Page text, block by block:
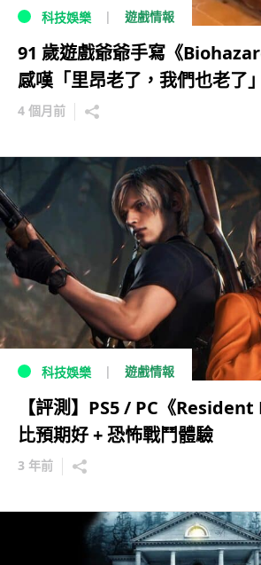
科技娛樂 遊戲情報
91 歲遊戲爺爺手寫《
感嘆「里昂老了，我們也老了」
4 個月前
科技娛樂 遊戲情報
【評測】PS5 / PC《
比預期好 + 恐怖戰鬥體驗
3 年前